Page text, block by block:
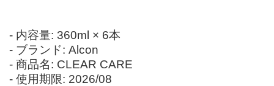
- 内容量: 360ml × 6本
- ブランド: Alcon
- 商品名: CLEAR CARE
- 使用期限: 2026/08